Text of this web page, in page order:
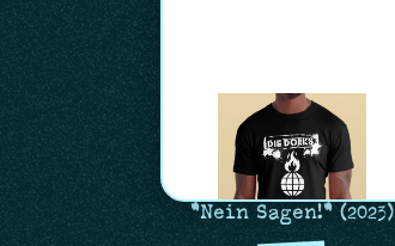
"Nein Sagen!" (2023)